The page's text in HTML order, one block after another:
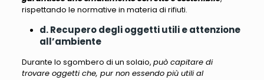
rispettando le normative in materia di rifiuti.
d. Recupero degli oggetti utili e attenzione
all’ambiente
Durante lo sgombero di un solaio, può capitare di
trovare oggetti che, pur non essendo più utili al